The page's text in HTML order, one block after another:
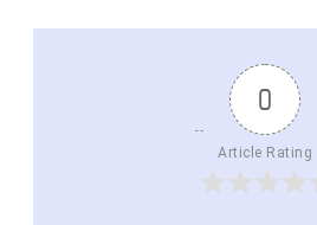
0
Article Rating